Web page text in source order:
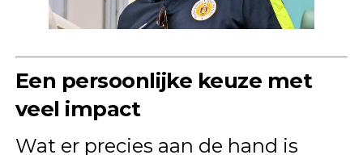
Een persoonlijke keuze met
veel impact
Wat er precies aan de hand is